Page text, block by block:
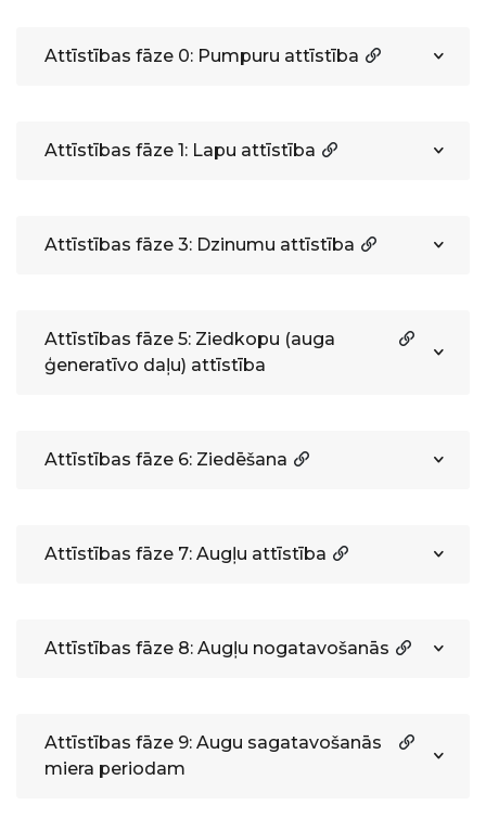
Attīstības fāze 0: Pumpuru attīstība
Attīstības fāze 1: Lapu attīstība
Attīstības fāze 3: Dzinumu attīstība
Attīstības fāze 5: Ziedkopu (auga
ģeneratīvo daļu) attīstība
Attīstības fāze 6: Ziedēšana
Attīstības fāze 7: Augļu attīstība
Attīstības fāze 8: Augļu nogatavošanās
Attīstības fāze 9: Augu sagatavošanās
miera periodam